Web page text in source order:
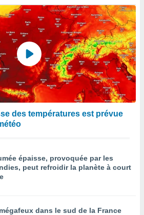
des températures est prévue
épaisse, provoquée par les
peut refroidir la planète à court
dans le sud de la France